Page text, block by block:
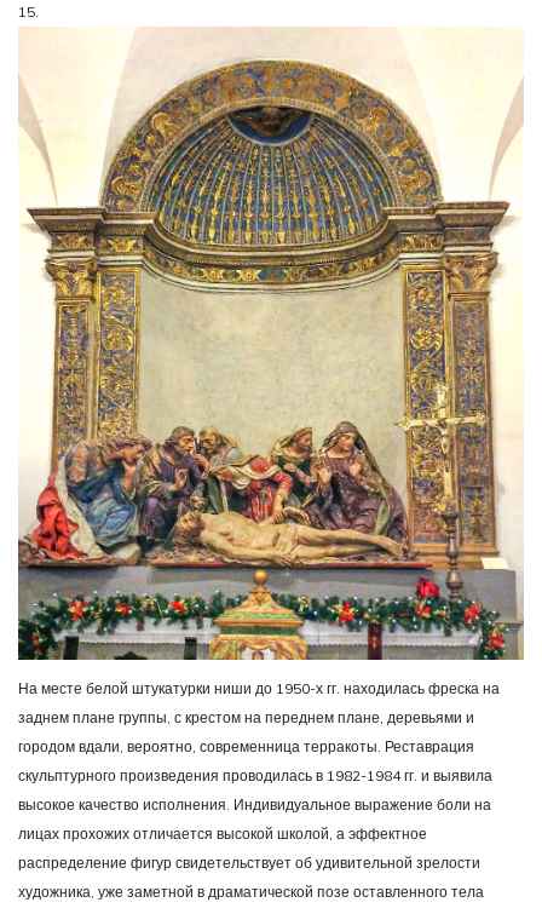
15.
На месте белой штукатурки ниши до 1950-х гг. находилась фреска на
заднем плане группы, с крестом на переднем плане, деревьями и
городом вдали, вероятно, современница терракоты. Реставрация
скульптурного произведения проводилась в 1982-1984 гг. и выявила
высокое качество исполнения. Индивидуальное выражение боли на
лицах прохожих отличается высокой школой, а эффектное
распределение фигур свидетельствует об удивительной зрелости
художника, уже заметной в драматической позе оставленного тела